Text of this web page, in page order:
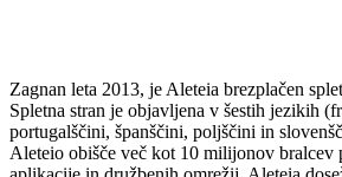
Zagnan leta 2013, je Aleteia brezplačen
Spletna stran je objavljena v šestih jezikih
portugalščini, španščini, poljščini in
Aleteio obišče več kot 10 milijonov bralcev